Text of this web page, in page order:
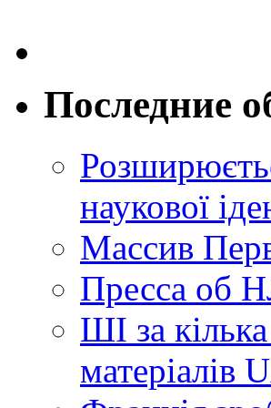
Последние
наукової
Массив
Пресса об
ШІ за
матеріалів